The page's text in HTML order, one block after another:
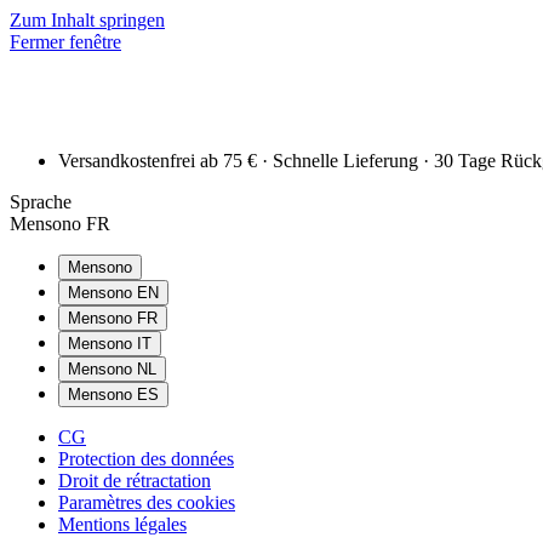
Zum Inhalt springen
Fermer fenêtre
Versandkostenfrei ab 75 € · Schnelle Lieferung · 30 Tage
Sprache
Mensono FR
Mensono
Mensono EN
Mensono FR
Mensono IT
Mensono NL
Mensono ES
CG
Protection des données
Droit de rétractation
Paramètres des cookies
Mentions légales